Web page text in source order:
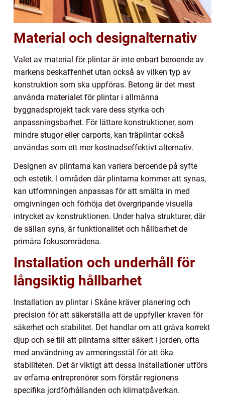
Material och designalternativ
Valet av material för plintar är inte enbart beroende av
markens beskaffenhet utan också av vilken typ av
konstruktion som ska uppföras. Betong är det mest
använda materialet för plintar i allmänna
byggnadsprojekt tack vare dess styrka och
anpassningsbarhet. För lättare konstruktioner, som
mindre stugor eller carports, kan träplintar också
användas som ett mer kostnadseffektivt alternativ.
Designen av plintarna kan variera beroende på syfte
och estetik. I områden där plintarna kommer att synas,
kan utformningen anpassas för att smälta in med
omgivningen och förhöja det övergripande visuella
intrycket av konstruktionen. Under halva strukturer, där
de sällan syns, är funktionalitet och hållbarhet de
primära fokusområdena.
Installation och underhåll för
långsiktig hållbarhet
Installation av plintar i Skåne kräver planering och
precision för att säkerställa att de uppfyller kraven för
säkerhet och stabilitet. Det handlar om att gräva korrekt
djup och se till att plintarna sitter säkert i jorden, ofta
med användning av armeringsstål för att öka
stabiliteten. Det är viktigt att dessa installationer utförs
av erfarna entreprenörer som förstår regionens
specifika jordförhållanden och klimatpåverkan.